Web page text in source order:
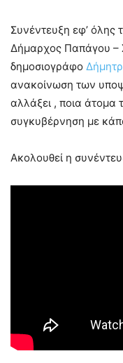
Συνέντευξη εφ’ όλης
Δήμαρχος Παπάγου –
δημοσιογράφο
ανακοίνωση των
αλλάξει , ποια άτομα
συγκυβέρνηση με
Ακολουθεί η